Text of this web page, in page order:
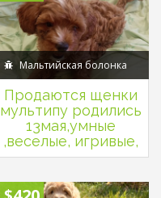
Мальтийская болонка
Продаются щенки
мультипу родились
13мая,умные
,веселые, игривые,